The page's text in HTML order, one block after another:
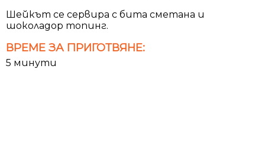
Шейкът се сервира с бита сметана и
шоколадор топинг.
ВРЕМЕ ЗА ПРИГОТВЯНЕ:
5 минути